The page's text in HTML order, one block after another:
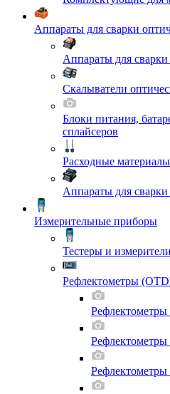
Аппараты для сварки
Аппараты для сварки
Скалыватели
Блоки питания,
сплайсеров
Расходные
Аппараты для
Измерительные приборы
Тестеры и измерители
Рефлектометры